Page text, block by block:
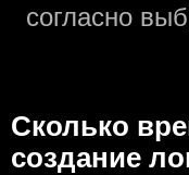
согласно
Сколько
создание